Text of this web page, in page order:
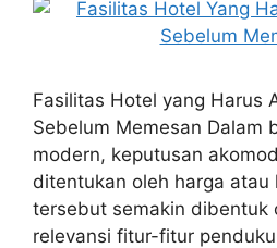
Fasilitas Hotel yang Harus
Sebelum Memesan Dalam
modern, keputusan
ditentukan oleh harga atau
tersebut semakin dibentuk
relevansi fitur-fitur